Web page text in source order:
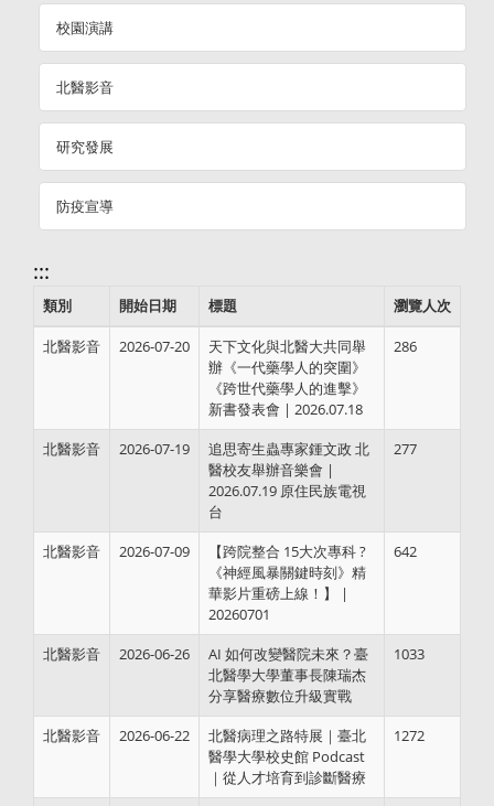
校園演講
北醫影音
研究發展
防疫宣導
:::
類別 開始日期 標題 瀏覽人次
北醫影音 2026-07-20
天下文化與北醫大共同舉
辦《一代藥學人的突圍》
《跨世代藥學人的進擊》
新書發表會 | 2026.07.18
286
北醫影音 2026-07-19
追思寄生蟲專家鍾文政 北
醫校友舉辦音樂會 |
2026.07.19 原住民族電視
台
277
北醫影音 2026-07-09
【跨院整合 15大次專科 ?
《神經風暴關鍵時刻》精
華影片重磅上線！】 |
20260701
642
北醫影音 2026-06-26
AI 如何改變醫院未來？臺
北醫學大學董事長陳瑞杰
分享醫療數位升級實戰
1033
北醫影音 2026-06-22
北醫病理之路特展｜臺北
醫學大學校史館 Podcast
｜從人才培育到診斷醫療
1272